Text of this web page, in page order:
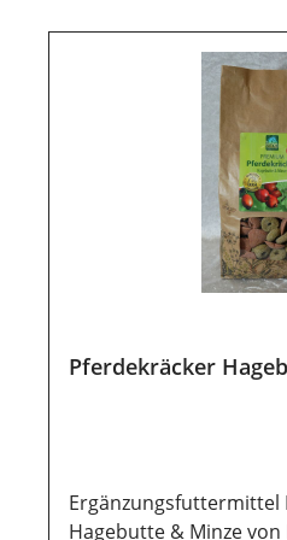
sollten sie vor direkter
Sonneneinstrahlung
damit die wertvollen
lange erhalten bleiben.
Pferdekräcker
Ergänzungsfuttermittel
Hagebutte & Minze